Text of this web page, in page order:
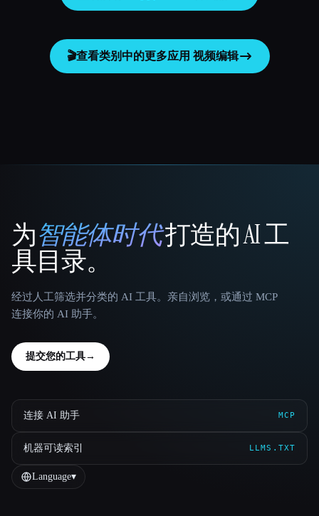
🎬查看类别中的更多应用 视频编辑
That AI Collection
为智能体时代打造的 AI 工
具目录。
经过人工筛选并分类的 AI 工具。亲自浏览，或通过 MCP
连接你的 AI 助手。
提交您的工具→
连接 AI 助手 MCP
机器可读索引 LLMS.TXT
Language▾